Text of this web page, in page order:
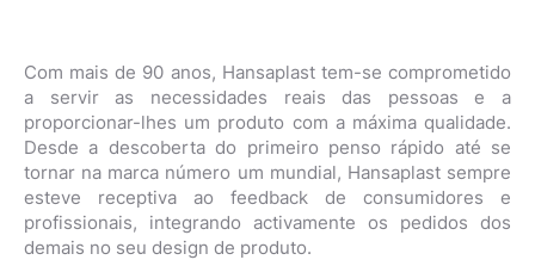
Com mais de 90 anos, Hansaplast tem-se comprometido
a servir as necessidades reais das pessoas e a
proporcionar-lhes um produto com a máxima qualidade.
Desde a descoberta do primeiro penso rápido até se
tornar na marca número um mundial, Hansaplast sempre
esteve receptiva ao feedback de consumidores e
profissionais, integrando activamente os pedidos dos
demais no seu design de produto.